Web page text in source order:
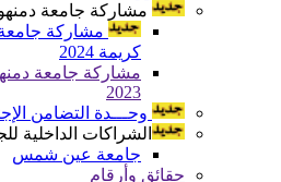
مشاركة جامعة
مشاركة
كريمة 2024
مشاركة جامعة
2023
وحـــدة التضامن
الشراكات الداخلية
جامعة عين شمس
حقائق وأرقام